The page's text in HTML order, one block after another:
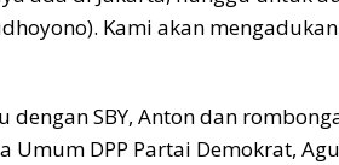
Kami akan
dengan SBY, Anton dan
Umum DPP Partai Demokrat,